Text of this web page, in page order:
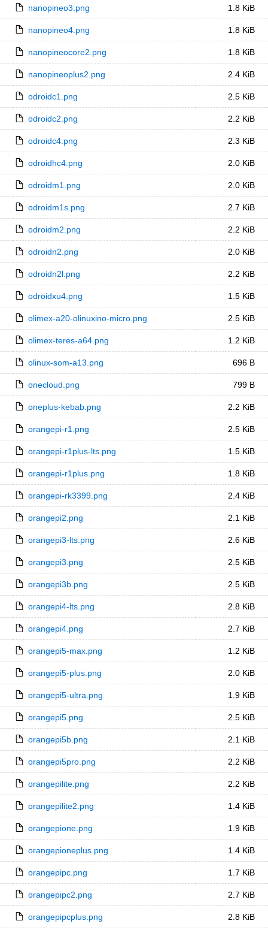
nanopineo3.png 1.8 KiB
nanopineo4.png 1.8 KiB
nanopineocore2.png 1.8 KiB
nanopineoplus2.png 2.4 KiB
odroidc1.png 2.5 KiB
odroidc2.png 2.2 KiB
odroidc4.png 2.3 KiB
odroidhc4.png 2.0 KiB
odroidm1.png 2.0 KiB
odroidm1s.png 2.7 KiB
odroidm2.png 2.2 KiB
odroidn2.png 2.0 KiB
odroidn2l.png 2.2 KiB
odroidxu4.png 1.5 KiB
olimex-a20-olinuxino-micro.png 2.5 KiB
olimex-teres-a64.png 1.2 KiB
olinux-som-a13.png 696 B
onecloud.png 799 B
oneplus-kebab.png 2.2 KiB
orangepi-r1.png 2.5 KiB
orangepi-r1plus-lts.png 1.5 KiB
orangepi-r1plus.png 1.8 KiB
orangepi-rk3399.png 2.4 KiB
orangepi2.png 2.1 KiB
orangepi3-lts.png 2.6 KiB
orangepi3.png 2.5 KiB
orangepi3b.png 2.5 KiB
orangepi4-lts.png 2.8 KiB
orangepi4.png 2.7 KiB
orangepi5-max.png 1.2 KiB
orangepi5-plus.png 2.0 KiB
orangepi5-ultra.png 1.9 KiB
orangepi5.png 2.5 KiB
orangepi5b.png 2.1 KiB
orangepi5pro.png 2.2 KiB
orangepilite.png 2.2 KiB
orangepilite2.png 1.4 KiB
orangepione.png 1.9 KiB
orangepioneplus.png 1.4 KiB
orangepipc.png 1.7 KiB
orangepipc2.png 2.7 KiB
orangepipcplus.png 2.8 KiB